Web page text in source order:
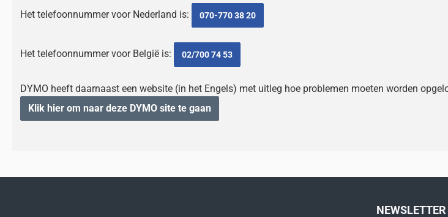
Het telefoonnummer voor Nederland is: 070-770 38 20
Het telefoonnummer voor België is: 02/700 74 53
DYMO heeft daarnaast een website (in het Engels) met uitleg hoe problemen moeten worden
Klik hier om naar deze DYMO site te gaan
NEWSLETTER